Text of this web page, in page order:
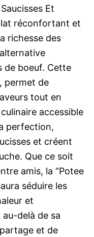
Et
réconfortant et
richesse des
de boeuf. Cette
permet de
tout en
accessible
perfection,
et créent
Que ce soit
amis, la “Potee
séduire les
et
au-delà de sa
et de